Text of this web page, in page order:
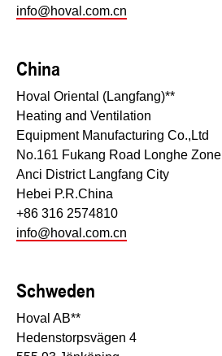
info@hoval.com.cn
China
Hoval Oriental (Langfang)**
Heating and Ventilation
Equipment Manufacturing Co.,Ltd
No.161 Fukang Road Longhe Zone
Anci District Langfang City
Hebei P.R.China
+86 316 2574810
info@hoval.com.cn
Schweden
Hoval AB**
Hedenstorpsvägen 4